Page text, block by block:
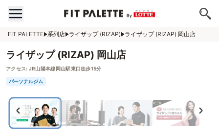
FIT PALETTE 系列店 ライザップ (RIZAP) ライザップ (RIZAP) 岡山店
ライザップ (RIZAP) 岡山店
アクセス: JR山陽本線岡山駅東口徒歩15分
パーソナルジム